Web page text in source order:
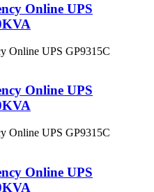
Online UPS
Online UPS
Online UPS